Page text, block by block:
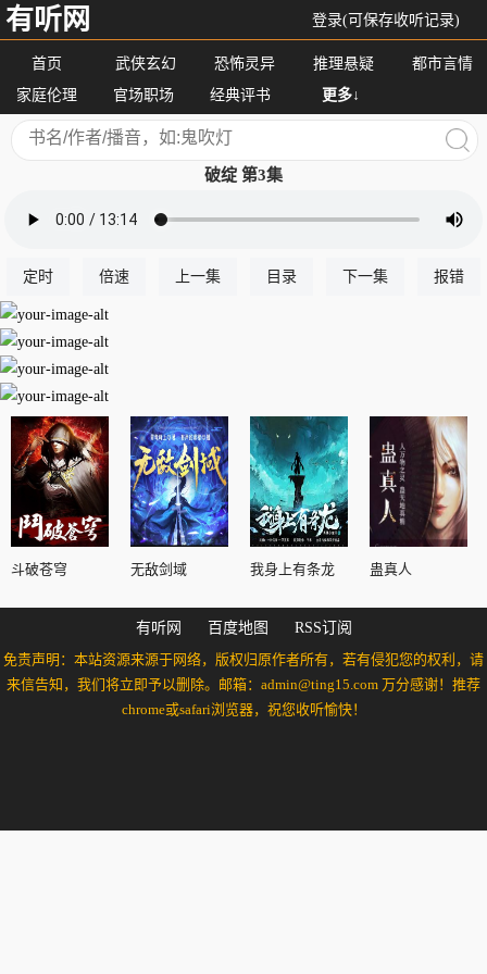
有听网 登录(可保存收听记录)
首页 武侠玄幻 恐怖灵异 推理悬疑
都市言情
家庭伦理
官场职场 经典评书 更多↓
破绽 第3集
定时 倍速 上一集 目录 下一集 报错
斗破苍穹 无敌剑域 我身上有条龙 蛊真人
有听网 百度地图
RSS订阅
免责声明：本站资源来源于网络，版权归原作者所有，若有侵犯您的权利，请
来信告知，我们将立即予以删除。邮箱：admin@ting15.com 万分感谢！推荐
chrome或safari浏览器，祝您收听愉快！